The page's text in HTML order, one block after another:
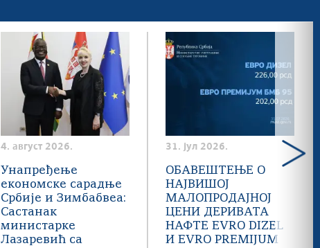
4. август 2026.
Унапређење
економске сарадње
Србије и Зимбабвеа:
Састанак
министарке
Лазаревић са
31. јул 2026.
ОБАВЕШТЕЊЕ О
НАЈВИШОЈ
МАЛОПРОДАЈНОЈ
ЦЕНИ ДЕРИВАТА
НАФТЕ EVRO DIZEL
И EVRO PREMIJUM